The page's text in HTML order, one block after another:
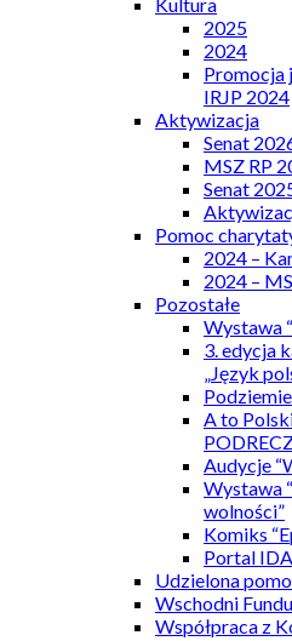
2025
2024
Promocja
IRJP 2024
Aktywizacja
Senat
MSZ RP
Senat
Pomoc
2024 –
2024 –
Pozostałe
Wystawa
3. edycja
„Język
A to
Audycje
Wystawa
wolności”
Komiks
Portal IDA
Udzielona
Wschodni
Współpraca z